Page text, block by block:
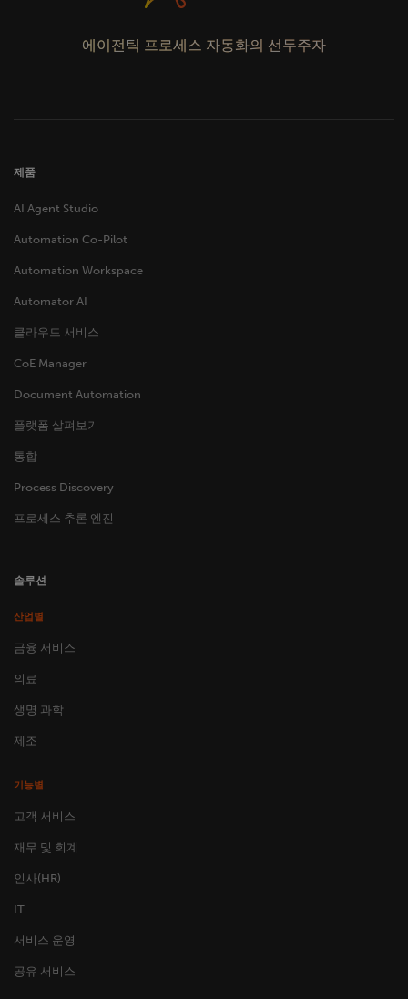
에이전틱 프로세스 자동화의 선두주자
제품
AI Agent Studio
Automation Co-Pilot
Automation Workspace
Automator AI
클라우드 서비스
CoE Manager
Document Automation
플랫폼 살펴보기
통합
Process Discovery
프로세스 추론 엔진
솔루션
산업별
금융 서비스
의료
생명 과학
제조
기능별
고객 서비스
재무 및 회계
인사(HR)
IT
서비스 운영
공유 서비스